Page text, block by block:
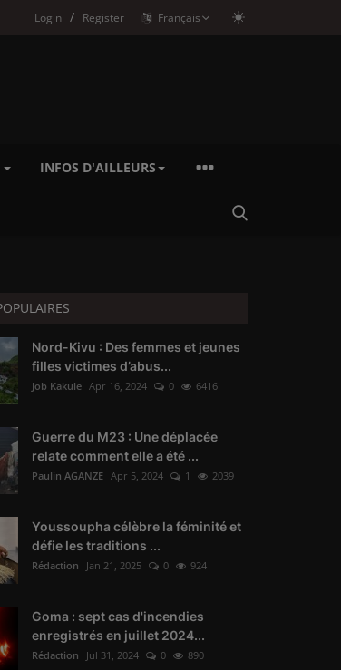
Login / Register Français
INFOS D'AILLEURS
Nord-Kivu : Des femmes et jeunes
filles victimes d’abus...
Job Kakule Apr 16, 2024 0 6416
Guerre du M23 : Une déplacée
relate comment elle a été ...
Paulin AGANZE Apr 5, 2024 1 2039
Youssoupha célèbre la féminité et
défie les traditions ...
Rédaction Jan 21, 2025 0 924
Goma : sept cas d'incendies
enregistrés en juillet 2024...
Rédaction Jul 31, 2024 0 890